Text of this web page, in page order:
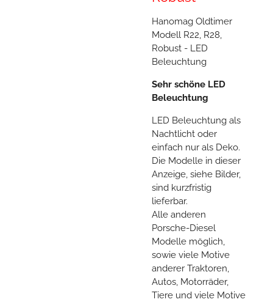
Hanomag Oldtimer
Modell R22, R28,
Robust - LED
Beleuchtung
Sehr schöne LED
Beleuchtung
LED Beleuchtung als
Nachtlicht oder
einfach nur als Deko.
Die Modelle in dieser
Anzeige, siehe Bilder,
sind kurzfristig
lieferbar.
Alle anderen
Porsche-Diesel
Modelle möglich,
sowie viele Motive
anderer Traktoren,
Autos, Motorräder,
Tiere und viele Motive